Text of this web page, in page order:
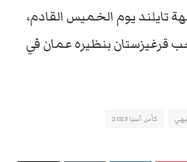
تايلند يوم الخميس القادم،
قرغيزستان بنظيره عمان في
كأس آسيا 2023